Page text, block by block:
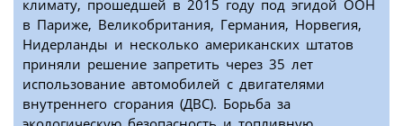
климату, прошедшей в 2015 году под эгидой ООН
в Париже, Великобритания, Германия, Норвегия,
Нидерланды и несколько американских штатов
приняли решение запретить через 35 лет
использование автомобилей с двигателями
внутреннего сгорания (ДВС). Борьба за